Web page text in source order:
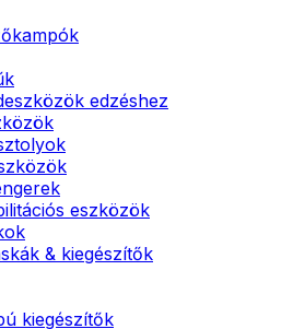
edzéshez
eszközök
& kiegészítők
kiegészítők